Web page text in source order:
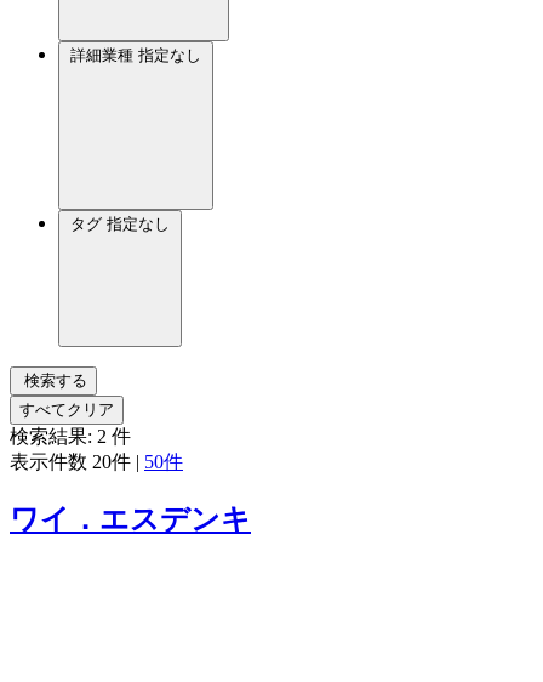
詳細業種 指定なし
タグ 指定なし
検索する
すべてクリア
検索結果: 2 件
表示件数 20件 | 50件
ワイ．エスデンキ